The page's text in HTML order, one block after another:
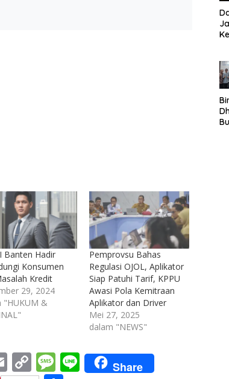
Banten Hadir
Konsumen
Kredit
29, 2024
"HUKUM &
Pemprovsu Bahas
Regulasi OJOL, Aplikator
Siap Patuhi Tarif, KPPU
Awasi Pola Kemitraan
Aplikator dan Driver
Mei 27, 2025
dalam "NEWS"
E C M Li
Share